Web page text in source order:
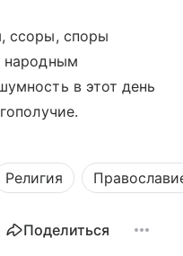
ссоры, споры
народным
в этот день
Религия
Поделиться